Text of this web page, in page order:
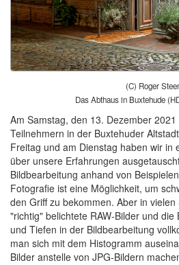
(C) Roger
Das Abthaus in Buxtehude
Am Samstag, den 13. Dezember
Teilnehmern in der Buxtehuder
Freitag und am Dienstag haben wir in
über unsere Erfahrungen
Bildbearbeitung anhand von
Fotografie ist eine Möglichkeit, um
den Griff zu bekommen. Aber in
"richtig" belichtete RAW-Bilder und
und Tiefen in der Bildbearbeitung
man sich mit dem Histogramm
Bilder anstelle von JPG-Bildern